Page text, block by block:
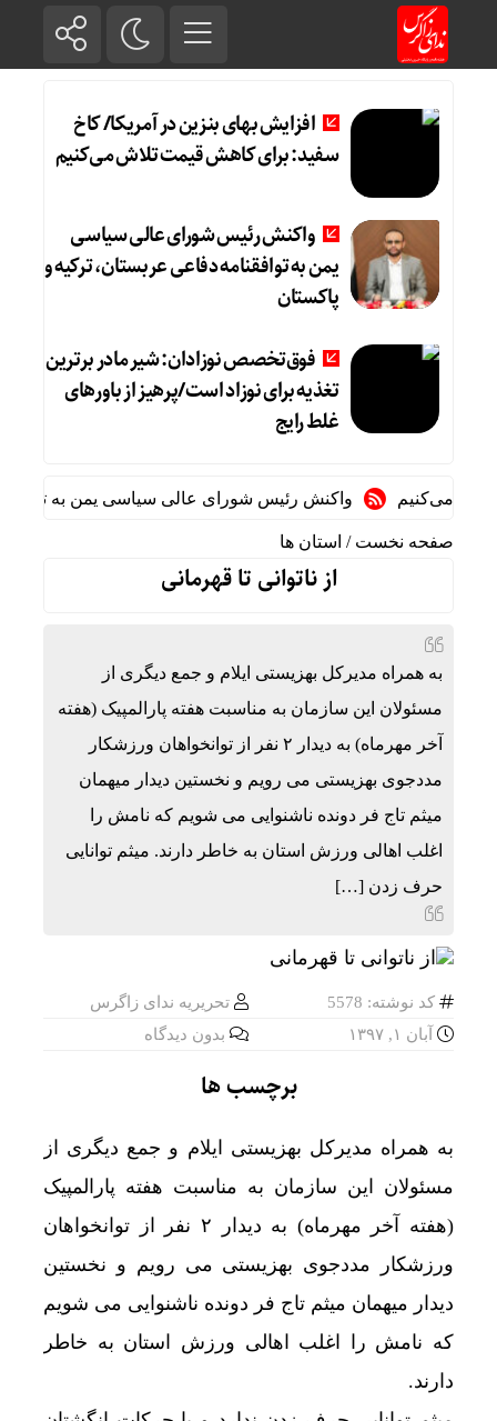
افزایش بهای بنزین در آمریکا/ کاخ
سفید: برای کاهش قیمت تلاش می‌کنیم
واکنش رئیس شورای عالی سیاسی
یمن به توافقنامه دفاعی عربستان، ترکیه و
پاکستان
فوق‌تخصص نوزادان: شیر مادر برترین
تغذیه برای نوزاد است/پرهیز از باورهای
غلط رایج
واکنش رئیس شورای عالی سیاسی یمن به توافقنامه
صفحه نخست / استان ها
از ناتوانی تا قهرمانی
به همراه مدیرکل بهزیستی ایلام و جمع دیگری از
مسئولان این سازمان به مناسبت هفته پارالمپیک (هفته
آخر مهرماه) به دیدار ۲ نفر از توانخواهان ورزشکار
مددجوی بهزیستی می رویم و نخستین دیدار میهمان
میثم تاج فر دونده ناشنوایی می شویم که نامش را
اغلب اهالی ورزش استان به خاطر دارند. میثم توانایی
حرف زدن […]
کد نوشته: 5578
تحریریه ندای زاگرس
آبان ۱, ۱۳۹۷
بدون دیدگاه
برچسب ها
به همراه مدیرکل بهزیستی ایلام و جمع دیگری از
مسئولان این سازمان به مناسبت هفته پارالمپیک
(هفته آخر مهرماه) به دیدار ۲ نفر از توانخواهان
ورزشکار مددجوی بهزیستی می رویم و نخستین
دیدار میهمان میثم تاج فر دونده ناشنوایی می شویم
که نامش را اغلب اهالی ورزش استان به خاطر
دارند.